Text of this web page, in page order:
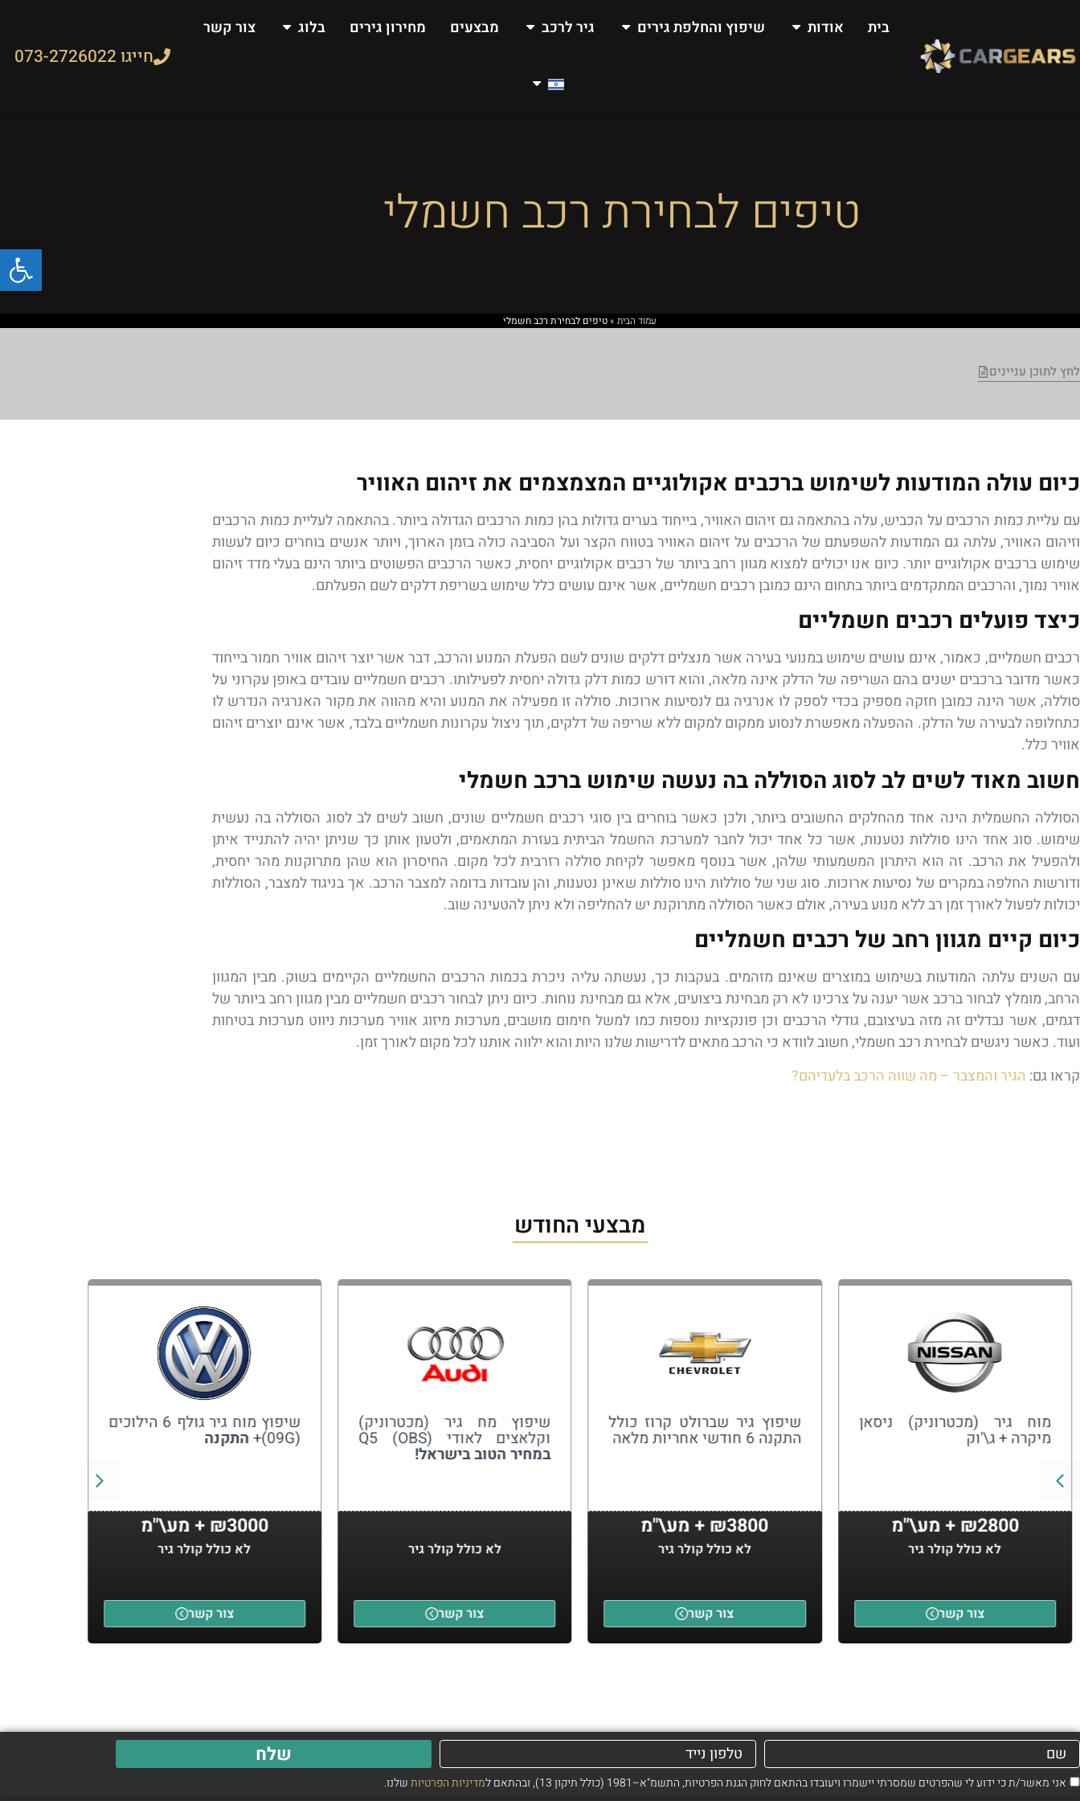
בית אודות שיפוץ והחלפת גירים גיר לרכב מבצעים מחירון גירים בלוג צור קשר
חייגו 073-2726022
טיפים לבחירת רכב חשמלי
עמוד הבית »טיפים לבחירת רכב חשמלי
לחץ לתוכן עניינים
כיום עולה המודעות לשימוש ברכבים אקולוגיים המצמצמים את זיהום האוויר
עם עליית כמות הרכבים על הכביש, עלה בהתאמה גם זיהום האוויר, בייחוד בערים גדולות בהן כמות הרכבים הגדולה ביותר. בהתאמה לעליית כמות הרכבים
וזיהום האוויר, עלתה גם המודעות להשפעתם של הרכבים על זיהום האוויר בטווח הקצר ועל הסביבה כולה בזמן הארוך, ויותר אנשים בוחרים כיום לעשות
שימוש ברכבים אקולוגיים יותר. כיום אנו יכולים למצוא מגוון רחב ביותר של רכבים אקולוגיים יחסית, כאשר הרכבים הפשוטים ביותר הינם בעלי מדד זיהום
אוויר נמוך, והרכבים המתקדמים ביותר בתחום הינם כמובן רכבים חשמליים, אשר אינם עושים כלל שימוש בשריפת דלקים לשם הפעלתם.
כיצד פועלים רכבים חשמליים
רכבים חשמליים, כאמור, אינם עושים שימוש במנועי בעירה אשר מנצלים דלקים שונים לשם הפעלת המנוע והרכב, דבר אשר יוצר זיהום אוויר חמור בייחוד
כאשר מדובר ברכבים ישנים בהם השריפה של הדלק אינה מלאה, והוא דורש כמות דלק גדולה יחסית לפעילותו. רכבים חשמליים עובדים באופן עקרוני על
סוללה, אשר הינה כמובן חזקה מספיק בכדי לספק לו אנרגיה גם לנסיעות ארוכות. סוללה זו מפעילה את המנוע והיא מהווה את מקור האנרגיה הנדרש לו
כתחלופה לבעירה של הדלק. ההפעלה מאפשרת לנסוע ממקום למקום ללא שריפה של דלקים, תוך ניצול עקרונות חשמליים בלבד, אשר אינם יוצרים זיהום
אוויר כלל.
חשוב מאוד לשים לב לסוג הסוללה בה נעשה שימוש ברכב חשמלי
הסוללה החשמלית הינה אחד מהחלקים החשובים ביותר, ולכן כאשר בוחרים בין סוגי רכבים חשמליים שונים, חשוב לשים לב לסוג הסוללה בה נעשית
שימוש. סוג אחד הינו סוללות נטענות, אשר כל אחד יכול לחבר למערכת החשמל הביתית בעזרת המתאמים, ולטעון אותן כך שניתן יהיה להתנייד איתן
ולהפעיל את הרכב. זה הוא היתרון המשמעותי שלהן, אשר בנוסף מאפשר לקיחת סוללה רזרבית לכל מקום. החיסרון הוא שהן מתרוקנות מהר יחסית,
ודורשות החלפה במקרים של נסיעות ארוכות. סוג שני של סוללות הינו סוללות שאינן נטענות, והן עובדות בדומה למצבר הרכב. אך בניגוד למצבר, הסוללות
יכולות לפעול לאורך זמן רב ללא מנוע בעירה, אולם כאשר הסוללה מתרוקנת יש להחליפה ולא ניתן להטעינה שוב.
כיום קיים מגוון רחב של רכבים חשמליים
עם השנים עלתה המודעות בשימוש במוצרים שאינם מזהמים. בעקבות כך, נעשתה עליה ניכרת בכמות הרכבים החשמליים הקיימים בשוק. מבין המגוון
הרחב, מומלץ לבחור ברכב אשר יענה על צרכינו לא רק מבחינת ביצועים, אלא גם מבחינת נוחות. כיום ניתן לבחור רכבים חשמליים מבין מגוון רחב ביותר של
דגמים, אשר נבדלים זה מזה בעיצובם, גודלי הרכבים וכן פונקציות נוספות כמו למשל חימום מושבים, מערכות מיזוג אוויר מערכות ניווט מערכות בטיחות
ועוד. כאשר ניגשים לבחירת רכב חשמלי, חשוב לוודא כי הרכב מתאים לדרישות שלנו היות והוא ילווה אותנו לכל מקום לאורך זמן.
קראו גם: הגיר והמצבר – מה שווה הרכב בלעדיהם?
מבצעי החודש
מוח גיר (מכטרוניק) ניסאן
מיקרה + ג\'וק
₪2800 + מע\"מ
לא כולל קולר גיר
צור קשר
שיפוץ גיר שברולט קרוז כולל
התקנה 6 חודשי אחריות מלאה
₪3800 + מע\"מ
לא כולל קולר גיר
צור קשר
שיפוץ מח גיר (מכטרוניק)
וקלאצים לאודי Q5 (OBS)
במחיר הטוב בישראל!
לא כולל קולר גיר
צור קשר
שיפוץ מוח גיר גולף 6 הילוכים
(09G)+ התקנה
₪3000 + מע\"מ
לא כולל קולר גיר
צור קשר
אני מאשר/ת כי ידוע לי שהפרטים שמסרתי יישמרו ויעובדו בהתאם לחוק הגנת הפרטיות, התשמ"א–1981 (כולל תיקון 13), ובהתאם ל מדיניות הפרטיותשלנו.
שלח